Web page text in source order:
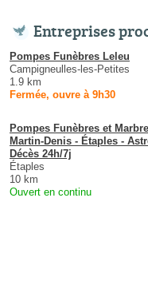
Entreprises
Pompes Funèbres Leleu
Campigneulles-les-Petites
1.9 km
Fermée, ouvre à 9h30
Pompes Funèbres et
Martin-Denis - Étaples -
Décès 24h/7j
Étaples
10 km
Ouvert en continu